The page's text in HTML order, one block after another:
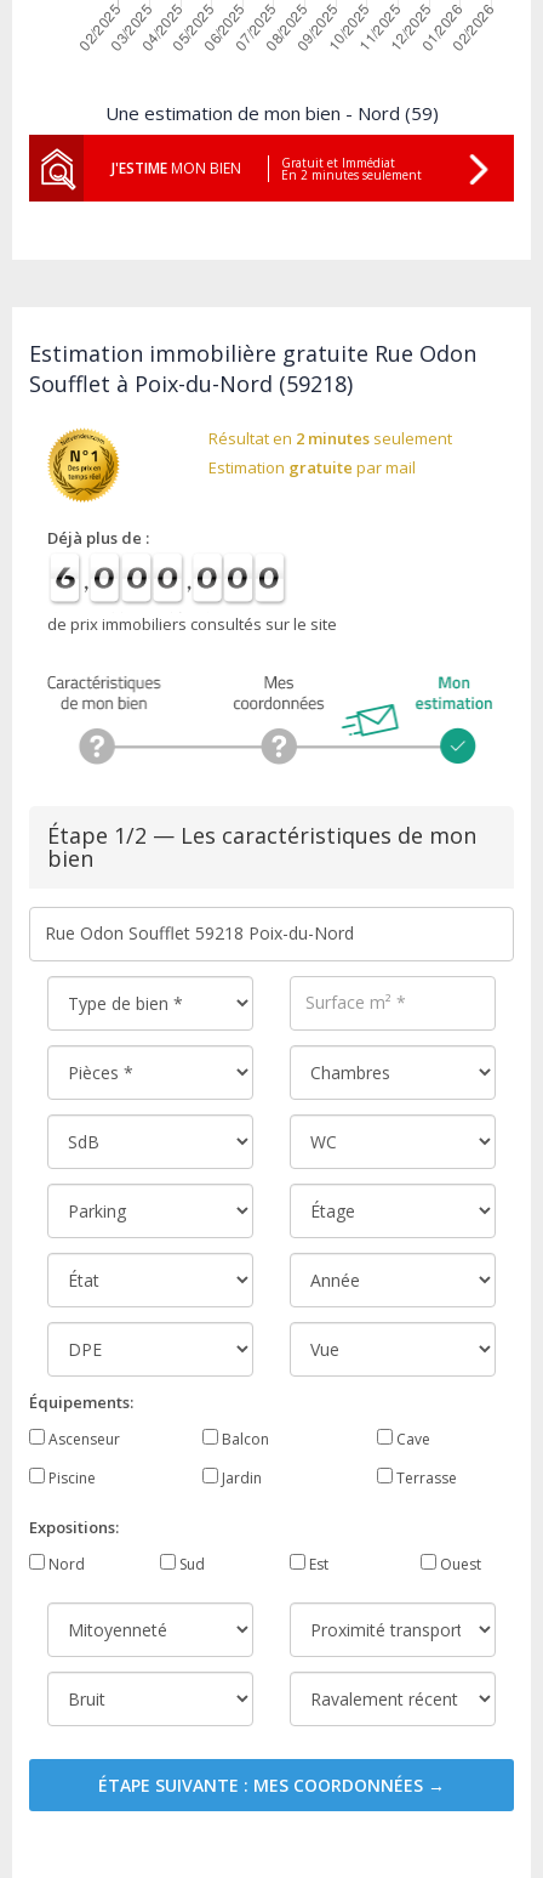
Une estimation de mon bien - Nord (59)
J'ESTIMEMON BIEN Gratuit et Immédiat
En 2 minutes seulement
Estimation immobilière gratuite Rue Odon
Soufflet à Poix-du-Nord (59218)
Résultat en 2 minutes seulement
Estimation gratuite par mail
Déjà plus de :
de prix immobiliers consultés sur le site
Étape 1/2 — Les caractéristiques de mon
bien
Équipements:
Ascenseur Balcon
Cave
Piscine
Jardin Terrasse
Expositions:
Nord Sud Est Ouest
ÉTAPE SUIVANTE : MES COORDONNÉES →